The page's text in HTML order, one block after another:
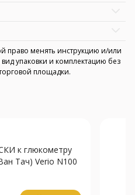
право менять инструкцию и/или
упаковки и комплектацию без
площадки.
к глюкометру
Тач) Verio N100